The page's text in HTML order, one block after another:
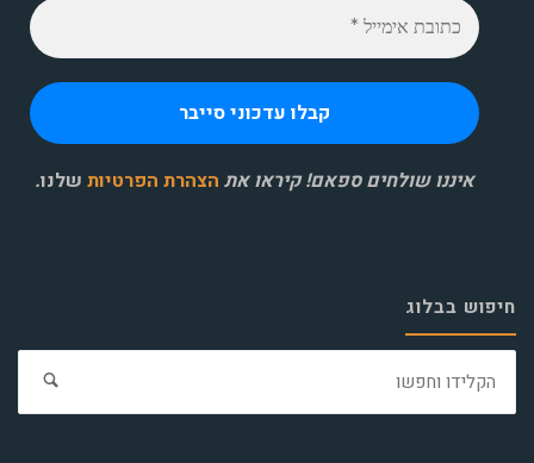
איננו שולחים ספאם! קיראו את הצהרת הפרטיות שלנו.
חיפוש בבלוג